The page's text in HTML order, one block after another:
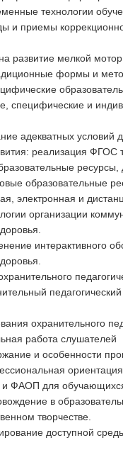
технологии
и приемы
развитие мелкой
формы и
специфические и
адекватных условий
реализация ФГОС
ресурсы,
образовательные
электронная и
организации
интерактивного
охранительного
работа слушателей
и особенности
и ФАОП для
в
творчестве.
доступной